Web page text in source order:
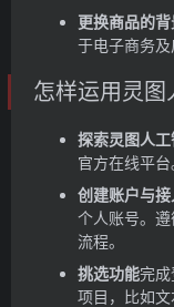
更换商品的
于电子商务及
怎样运用灵图
探索灵图人
官方在线平台
创建账户与
个人账号。
流程。
挑选功能完
项目，比如